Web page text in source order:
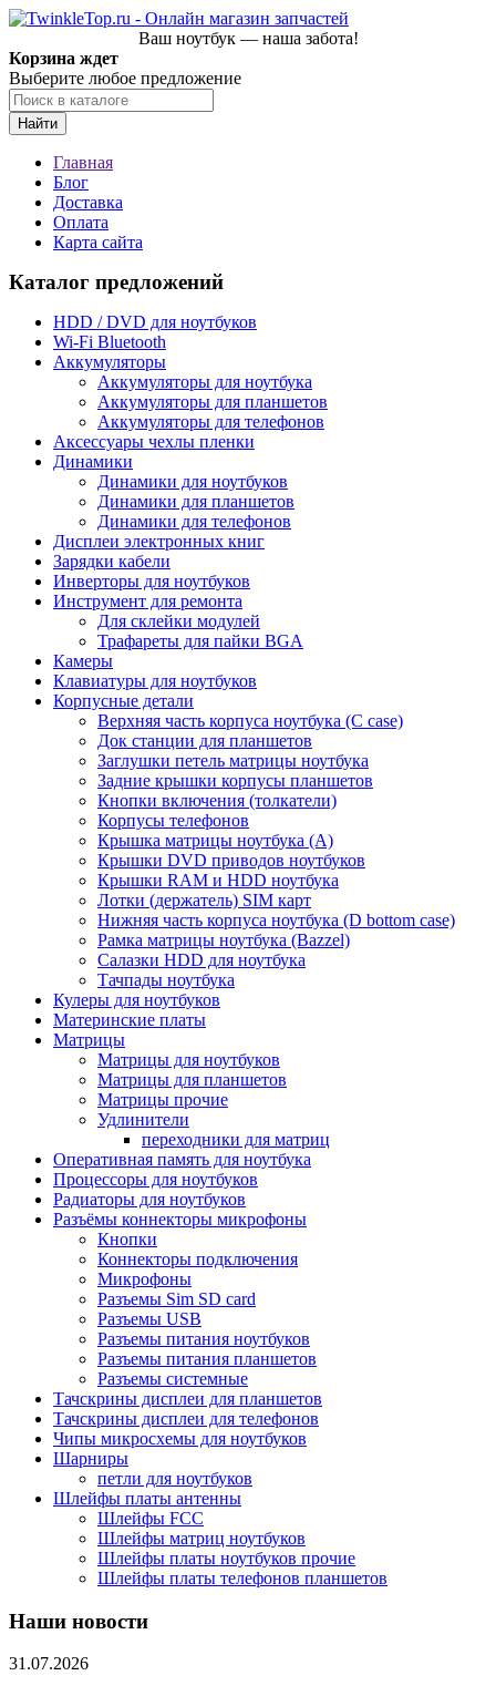
Ваш ноутбук — наша забота!
Корзина ждет
Выберите любое предложение
Найти
Главная
Блог
Доставка
Оплата
Карта сайта
Каталог предложений
HDD / DVD для ноутбуков
Wi-Fi Bluetooth
Аккумуляторы
Аккумуляторы для ноутбука
Аккумуляторы для планшетов
Аккумуляторы для телефонов
Аксессуары чехлы пленки
Динамики
Динамики для ноутбуков
Динамики для планшетов
Динамики для телефонов
Дисплеи электронных книг
Зарядки кабели
Инверторы для ноутбуков
Инструмент для ремонта
Для склейки модулей
Трафареты для пайки BGA
Камеры
Клавиатуры для ноутбуков
Корпусные детали
Верхняя часть корпуса ноутбука (С case)
Док станции для планшетов
Заглушки петель матрицы ноутбука
Задние крышки корпусы планшетов
Кнопки включения (толкатели)
Корпусы телефонов
Крышка матрицы ноутбука (A)
Крышки DVD приводов ноутбуков
Крышки RAM и HDD ноутбука
Лотки (держатель) SIM карт
Нижняя часть корпуса ноутбука (D bottom case)
Рамка матрицы ноутбука (Bazzel)
Салазки HDD для ноутбука
Тачпады ноутбука
Кулеры для ноутбуков
Материнские платы
Матрицы
Матрицы для ноутбуков
Матрицы для планшетов
Матрицы прочие
Удлинители
переходники для матриц
Оперативная память для ноутбука
Процессоры для ноутбуков
Радиаторы для ноутбуков
Разъёмы коннекторы микрофоны
Кнопки
Коннекторы подключения
Микрофоны
Разъемы Sim SD card
Разъемы USB
Разъемы питания ноутбуков
Разъемы питания планшетов
Разъемы системные
Тачскрины дисплеи для планшетов
Тачскрины дисплеи для телефонов
Чипы микросхемы для ноутбуков
Шарниры
петли для ноутбуков
Шлейфы платы антенны
Шлейфы FCC
Шлейфы матриц ноутбуков
Шлейфы платы ноутбуков прочие
Шлейфы платы телефонов планшетов
Наши новости
31.07.2026